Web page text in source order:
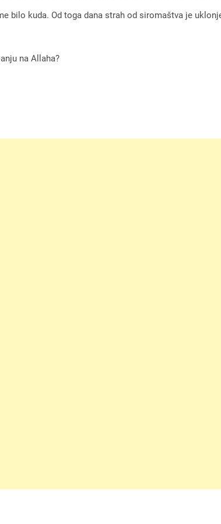
bilo kuda. Od toga dana strah od siromaštva je
na Allaha?